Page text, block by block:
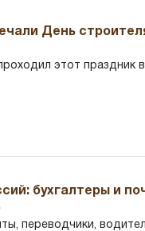
День
этот праздник
бухгалтеры и
переводчики,